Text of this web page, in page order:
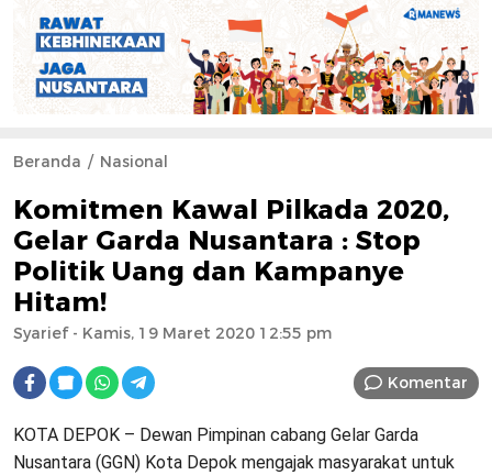
Beranda Nasional
Komitmen Kawal Pilkada 2020,
Gelar Garda Nusantara : Stop
Politik Uang dan Kampanye
Hitam!
Syarief- Kamis, 19 Maret 2020 12:55 pm
Komentar
KOTA DEPOK – Dewan Pimpinan cabang Gelar Garda
Nusantara (GGN) Kota Depok mengajak masyarakat untuk